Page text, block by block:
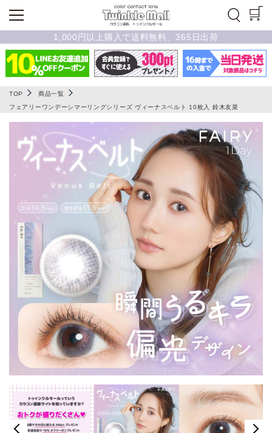
1,000円以上購入で送料無料、365日出荷
TOP
商品一覧
フェアリーワンデーシマーリングシリーズ ヴィーナスベルト 10枚入 鈴木友菜